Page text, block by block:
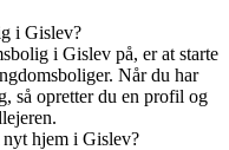
i Gislev?
i Gislev på, er at starte
Når du har
så opretter du en profil og
hjem i Gislev?